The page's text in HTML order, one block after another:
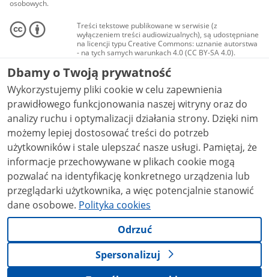
osobowych.
Treści tekstowe publikowane w serwisie (z
wyłączeniem treści audiowizualnych), są udostępniane
na licencji typu Creative Commons: uznanie autorstwa
- na tych samych warunkach 4.0 (CC BY-SA 4.0).
Materiały audiowizualne, w tym zdjęcia, materiały
audio i wideo, są udostępniane na licencji typu
Creative Commons: uznanie autorstwa użycie
niekomercyjne - bez utworów zależnych 4.0 (CC BY-
NC-ND 4.0), o ile nie jest to stwierdzone inaczej.
Dbamy o Twoją prywatność
Wykorzystujemy pliki cookie w celu zapewnienia
prawidłowego funkcjonowania naszej witryny oraz do
analizy ruchu i optymalizacji działania strony. Dzięki nim
możemy lepiej dostosować treści do potrzeb
użytkowników i stale ulepszać nasze usługi. Pamiętaj, że
informacje przechowywane w plikach cookie mogą
pozwalać na identyfikację konkretnego urządzenia lub
przeglądarki użytkownika, a więc potencjalnie stanowić
dane osobowe. Polityka cookies
Odrzuć
Spersonalizuj